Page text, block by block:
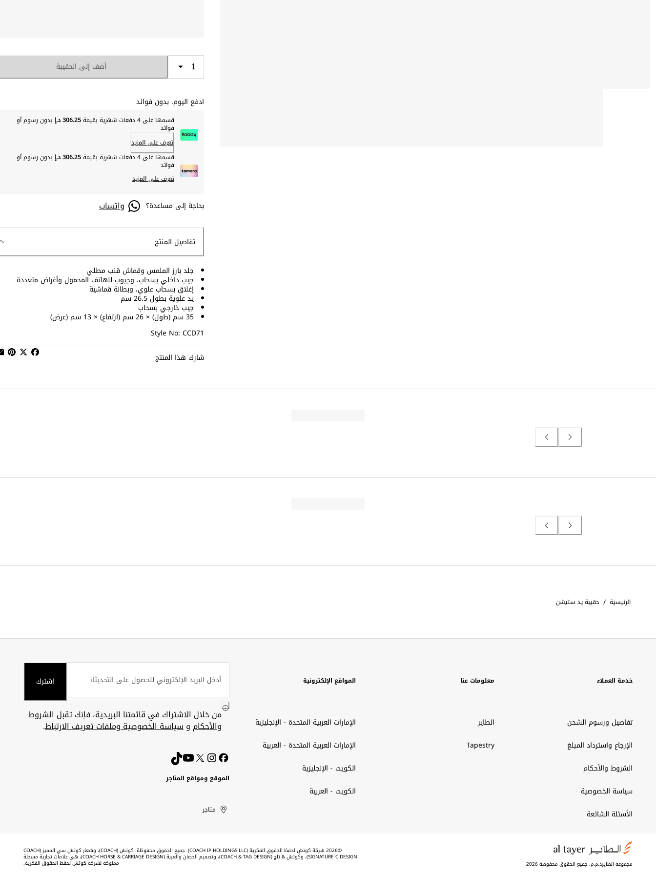
أضف إلى الحقيبة
ادفع اليوم. بدون فوائد
قسمها على 4 دفعات شهرية بقيمة 306.25 د.إ بدون رسوم أو
فوائد
تعرف على المزيد
قسمها على 4 دفعات شهرية بقيمة
306.25 د.إ بدون رسوم أو
فوائد
تعرف على المزيد
بحاجة إلى مساعدة؟ واتساب
تفاصيل المنتج
جلد بارز الملمس وقماش قنب مطلي
جيب داخلي بسحاب، وجيوب للهاتف المحمول وأغراض متعددة
إغلاق بسحاب علوي، وبطانة قماشية
يد علوية بطول 26.5 سم
جيب خارجي بسحاب
35 سم (طول) × 26 سم (ارتفاع) × 13 سم (عرض)
Style No: CCD71
شارك هذا المنتج
الرئيسية / حقيبة يد ستيشن
خدمة العملاء
تفاصيل ورسوم الشحن
الإرجاع واسترداد المبلغ
الشروط والأحكام
سياسة الخصوصية
الأسئلة الشائعة
معلومات عنا
الطاير
Tapestry
المواقع الإلكترونية
الإمارات العربية المتحدة - الإنجليزية
الإمارات العربية المتحدة - العربية
الكويت - الإنجليزية
الكويت - العربية
اشترك
من خلال الاشتراك في قائمتنا البريدية، فإنك تقبلالشروط
والأحكام وسياسة الخصوصية وملفات تعريف الارتباط.
الموقع ومواقع المتاجر
United
Arab
Kuwait
الإمارات
العربية
الكويت
متاجر
مجموعة الطايرذ.م.م. جميع الحقوق محفوظة 2026
©2026 شركة كوتش لحفظ الحقوق الفكرية (COACH IP HOLDINGS LLC). جميع الحقوق محفوظة. كوتش (COACH)، وشعار كوتش سي المميز (COACH
SIGNATURE C DESIGN)، وكوتش & تاج (COACH & TAG DESIGN)، وتصميم الحصان والعربة (COACH HORSE & CARRIAGE DESIGN)، هي علامات تجارية مسجلة
مملوكة لشركة كوتش لحفظ الحقوق الفكرية.